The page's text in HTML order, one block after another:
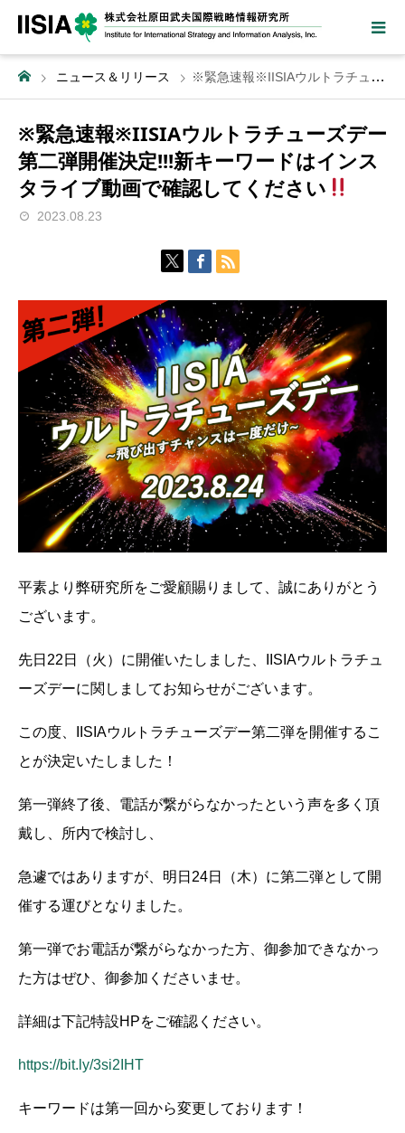
ニュース＆リリース ※緊急速報※IISIAウルトラチューズデー第二弾開催決定!!!新キーワードはインスタライブ動画で確認してください
※緊急速報※IISIAウルトラチューズデー
第二弾開催決定!!!新キーワードはインス
タライブ動画で確認してください
2023.08.23
平素より弊研究所をご愛顧賜りまして、誠にありがとう
ございます。
先日22日（火）に開催いたしました、IISIAウルトラチュ
ーズデーに関しましてお知らせがございます。
この度、IISIAウルトラチューズデー第二弾を開催するこ
とが決定いたしました！
第一弾終了後、電話が繋がらなかったという声を多く頂
戴し、所内で検討し、
急遽ではありますが、明日24日（木）に第二弾として開
催する運びとなりました。
第一弾でお電話が繋がらなかった方、御参加できなかっ
た方はぜひ、御参加くださいませ。
詳細は下記特設HPをご確認ください。
https://bit.ly/3si2IHT
キーワードは第一回から変更しております！